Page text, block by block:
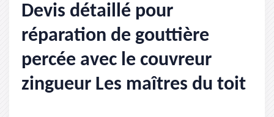
Devis détaillé pour
réparation de gouttière
percée avec le couvreur
zingueur Les maîtres du toit